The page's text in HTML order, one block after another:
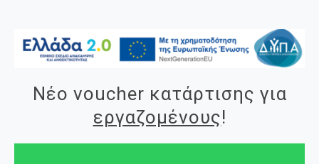
Νέο voucher κατάρτισης για
εργαζομένους!